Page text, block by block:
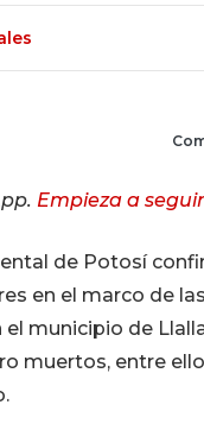
Empieza a
de Potosí
en el marco de
municipio de
muertos, entre